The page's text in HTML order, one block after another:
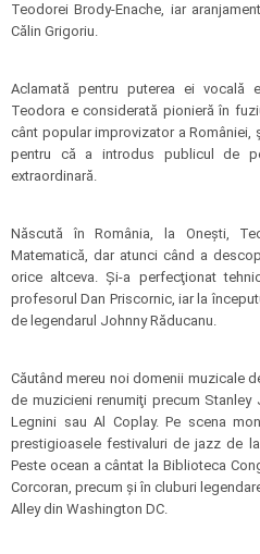
Teodorei Brody-Enache, iar
Călin Grigoriu.
Aclamată pentru puterea ei vocală
Teodora e considerată pionieră în
cânt popular improvizator a României,
pentru că a introdus publicul de
extraordinară.
Născută în România, la Oneşti,
Matematică, dar atunci când a
orice altceva. Şi-a perfecţionat
profesorul Dan Priscornic, iar la
de legendarul Johnny Răducanu.
Căutând mereu noi domenii muzicale
de muzicieni renumiţi precum Stanley
Legnini sau Al Coplay. Pe scena
prestigioasele festivaluri de jazz de
Peste ocean a cântat la Biblioteca
Corcoran, precum şi în cluburi
Alley din Washington DC.